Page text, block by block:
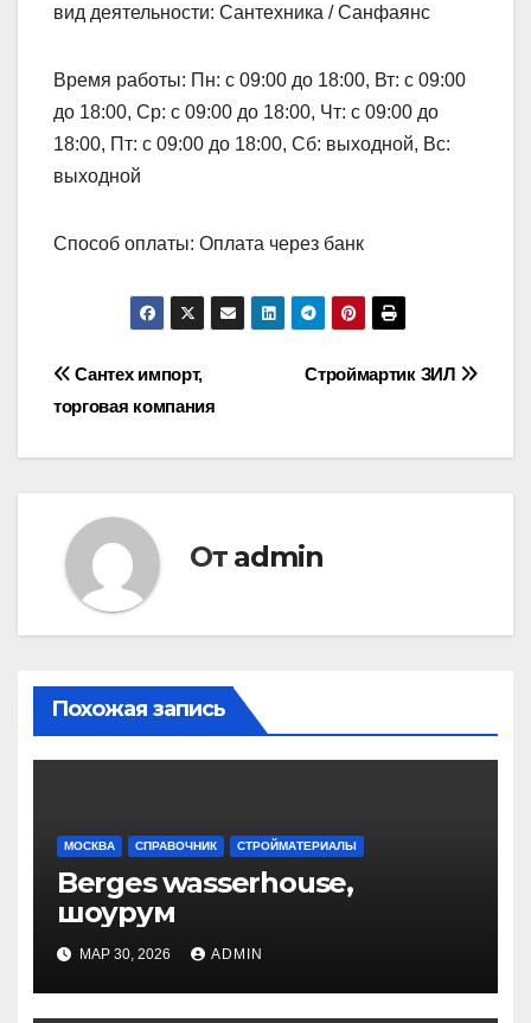
вид деятельности: Сантехника / Санфаянс
Время работы: Пн: с 09:00 до 18:00, Вт: с 09:00
до 18:00, Ср: с 09:00 до 18:00, Чт: с 09:00 до
18:00, Пт: с 09:00 до 18:00, Сб: выходной, Вс:
выходной
Способ оплаты: Оплата через банк
Навигация
по
Строймартик ЗИЛ
Сантех импорт,
торговая компания
От admin
Похожая запись
МОСКВА СПРАВОЧНИК СТРОЙМАТЕРИАЛЫ
Berges wasserhouse,
шоурум
МАР 30, 2026 ADMIN